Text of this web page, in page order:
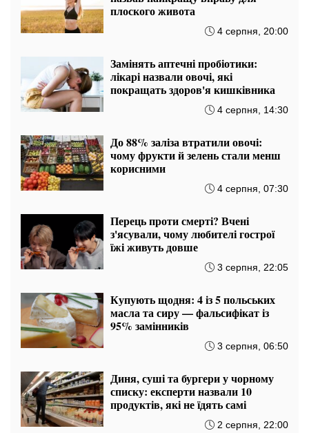
плоского живота
4 серпня, 20:00
Замінять аптечні пробіотики:
лікарі назвали овочі, які
покращать здоров'я кишківника
4 серпня, 14:30
До 88% заліза втратили овочі:
чому фрукти й зелень стали менш
корисними
4 серпня, 07:30
Перець проти смерті? Вчені
з'ясували, чому любителі гострої
їжі живуть довше
3 серпня, 22:05
Купують щодня: 4 із 5 польських
масла та сиру — фальсифікат із
95% замінників
3 серпня, 06:50
Диня, суші та бургери у чорному
списку: експерти назвали 10
продуктів, які не їдять самі
2 серпня, 22:00